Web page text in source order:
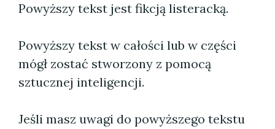
Powyższy tekst jest fikcją listeracką.
Powyższy tekst w całości lub w części
mógł zostać stworzony z pomocą
sztucznej inteligencji.
Jeśli masz uwagi do powyższego tekstu